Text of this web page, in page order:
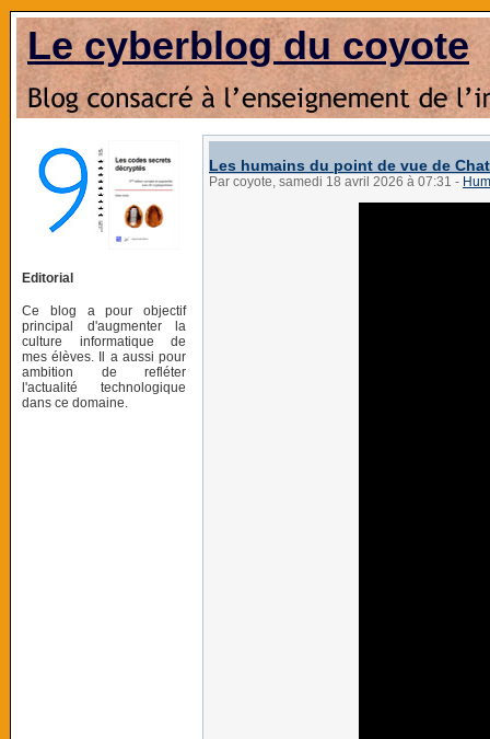
Le cyberblog du coyote
Editorial
Ce blog a pour objectif
principal d'augmenter la
culture informatique de
mes élèves. Il a aussi pour
ambition de refléter
l'actualité technologique
dans ce domaine.
Les humains du point de vue de
Par coyote, samedi 18 avril 2026 à 07:31 -